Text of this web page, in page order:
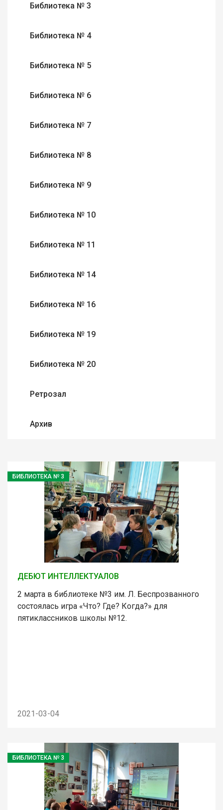
Библиотека № 3
Библиотека № 4
Библиотека № 5
Библиотека № 6
Библиотека № 7
Библиотека № 8
Библиотека № 9
Библиотека № 10
Библиотека № 11
Библиотека № 14
Библиотека № 16
Библиотека № 19
Библиотека № 20
Ретрозал
Архив
БИБЛИОТЕКА № 3
ДЕБЮТ ИНТЕЛЛЕКТУАЛОВ
2 марта в библиотеке №3 им. Л. Беспрозванного
состоялась игра «Что? Где? Когда?» для
пятиклассников школы №12.
2021-03-04
БИБЛИОТЕКА № 3